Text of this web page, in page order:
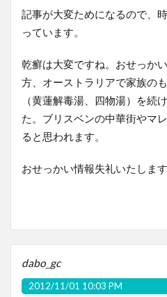
記事が大変ためになるので、
っています。
乾癬は大変ですね。おせっか
方、オーストラリアで家族の
（黄蓮解毒湯、四物湯）を続
た。ブリスベンの中華街やマ
ると思われます。
おせっかい情報失礼いたします
dabo_gc
2012/11/01 10:03 PM